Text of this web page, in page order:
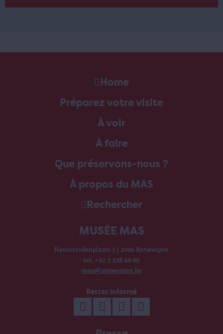
Home
Préparez votre visite
À voir
À faire
Que préservons-nous ?
À propos du MAS
Rechercher
MUSÉE MAS
Hanzestedenplaats 1 | 2000 Antwerpen
tel. +32 3 338 44 00
mas@antwerpen.be
Restez informé